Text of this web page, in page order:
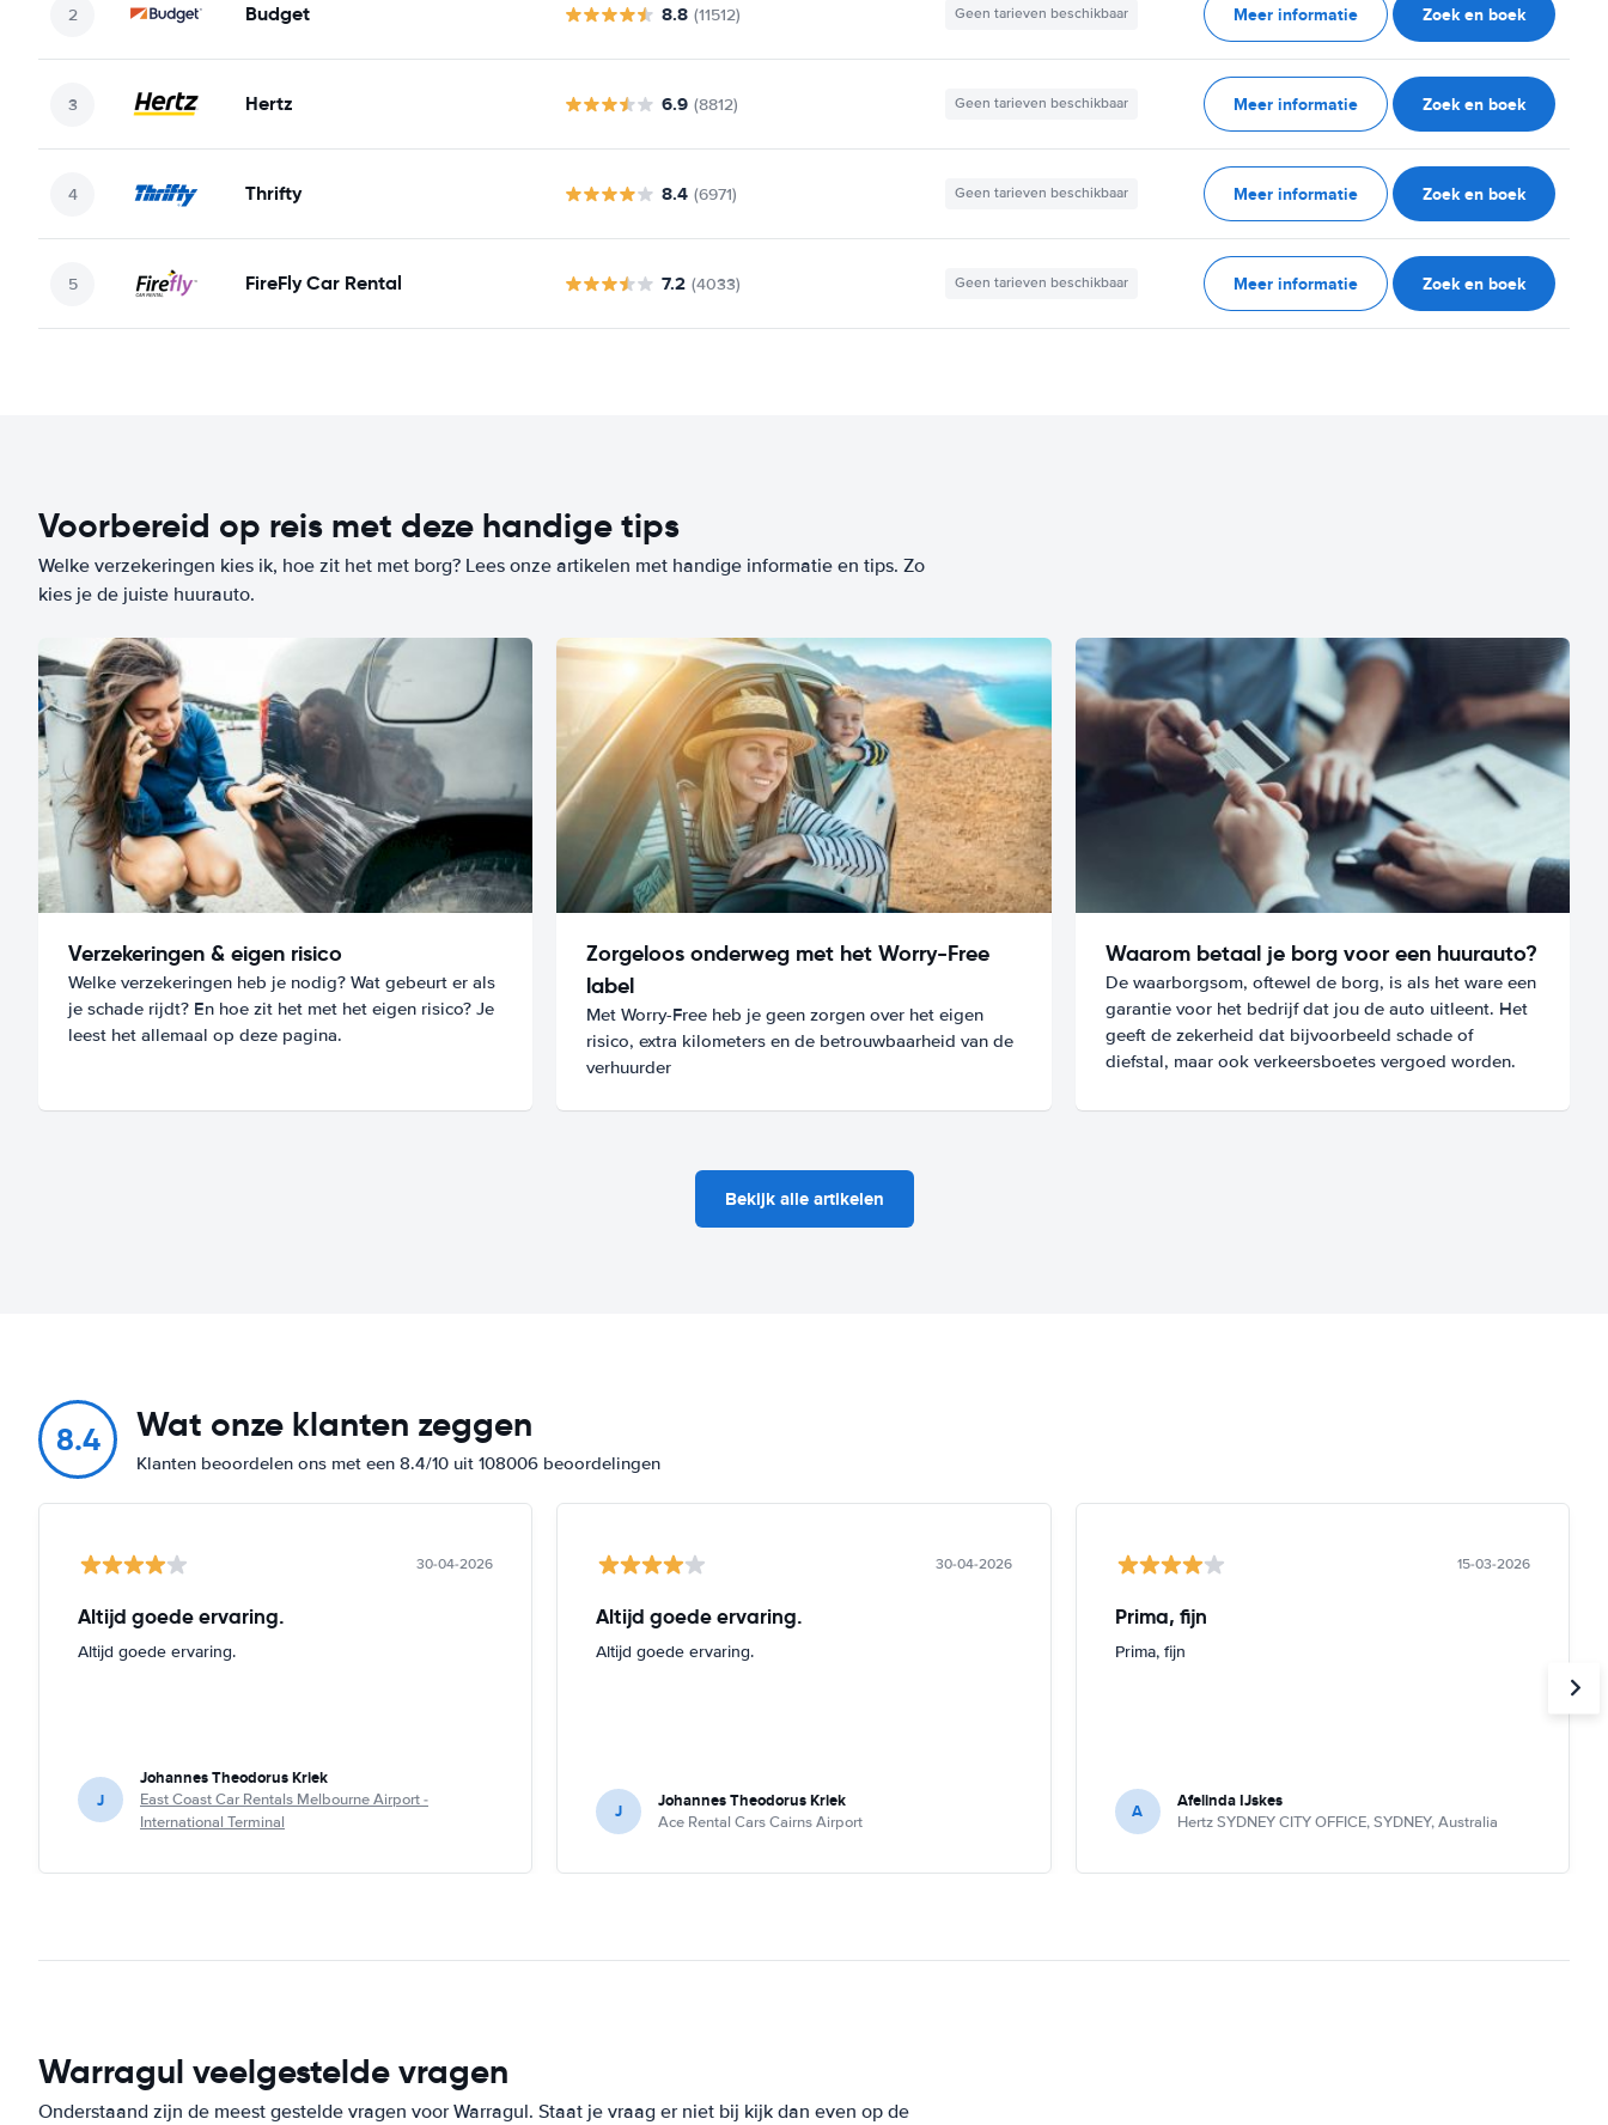
Budget 8.8 (11512) Geen tarieven beschikbaar Meer informatie Zoek en boek
Hertz 6.9 (8812) Geen tarieven beschikbaar Meer informatie Zoek en boek
Thrifty 8.4 (6971) Geen tarieven beschikbaar Meer informatie Zoek en boek
FireFly Car Rental 7.2 (4033) Geen tarieven beschikbaar Meer informatie Zoek en boek
Voorbereid op reis met deze handige tips
Welke verzekeringen kies ik, hoe zit het met borg? Lees onze artikelen met handige informatie en tips. Zo
kies je de juiste huurauto.
Verzekeringen & eigen risico
Welke verzekeringen heb je nodig? Wat gebeurt er als
je schade rijdt? En hoe zit het met het eigen risico? Je
leest het allemaal op deze pagina.
Zorgeloos onderweg met het Worry-Free
label
Met Worry-Free heb je geen zorgen over het eigen
risico, extra kilometers en de betrouwbaarheid van de
verhuurder
Waarom betaal je borg voor een huurauto?
De waarborgsom, oftewel de borg, is als het ware een
garantie voor het bedrijf dat jou de auto uitleent. Het
geeft de zekerheid dat bijvoorbeeld schade of
diefstal, maar ook verkeersboetes vergoed worden.
Bekijk alle artikelen
8.4 Wat onze klanten zeggen
Klanten beoordelen ons met een 8.4/10 uit 108006 beoordelingen
30-04-2026
Altijd goede ervaring.
Altijd goede ervaring.
J
Johannes Theodorus Kriek
East Coast Car Rentals Melbourne Airport -
International Terminal
30-04-2026
Altijd goede ervaring.
Altijd goede ervaring.
J Johannes Theodorus Kriek
Ace Rental Cars Cairns Airport
15-03-2026
Prima, fijn
Prima, fijn
A Afelinda IJskes
Hertz SYDNEY CITY OFFICE, SYDNEY, Australia
Warragul veelgestelde vragen
Onderstaand zijn de meest gestelde vragen voor Warragul. Staat je vraag er niet bij kijk dan even op de